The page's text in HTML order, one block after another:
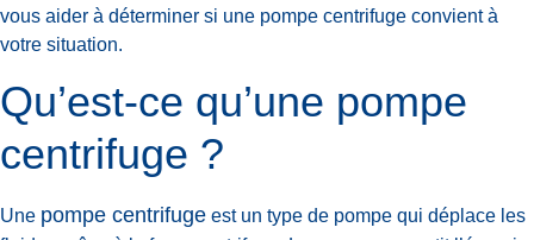
vous aider à déterminer si une pompe centrifuge convient à
votre situation.
Qu’est-ce qu’une pompe
centrifuge ?
Une pompe centrifuge est un type de pompe qui déplace les